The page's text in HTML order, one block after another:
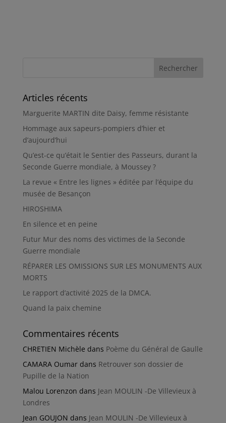
Articles récents
Marguerite MARTIN dite Daisy, femme résistante
Hommage aux sapeurs-pompiers d’hier et
d’aujourd’hui
Qu’est-ce qu’était le Sentier des Passeurs, durant la
Seconde Guerre mondiale, à Moussey ?
La revue « Entre les lignes » éditée par l’équipe du
musée de Besançon
HIROSHIMA
En silence et en peine
Futur Mur des noms des victimes de la Seconde
Guerre mondiale
RÉPARER LES OMISSIONS SUR LES MONUMENTS AUX
MORTS
Le rapport d’activité 2025 de la DMCA.
Quand la paix chemine
Commentaires récents
CHRETIEN Michèle dans Poème du Général de Gaulle
CAMARA Oumardans Retrouver son dossier de
Pupille de la Nation
Malou Lorenzon dans Jean MOULIN -De Villevieux à
Londres
Jean GOUJON dans Jean MOULIN -De Villevieux à